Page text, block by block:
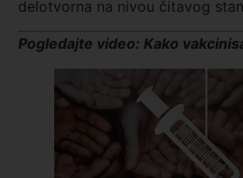
delotvorna na nivou čitavog
Pogledajte video: Kako